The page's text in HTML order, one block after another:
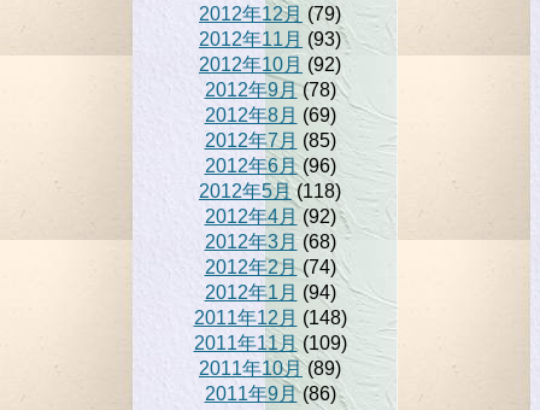
2012年12月 (79)
2012年11月 (93)
2012年10月 (92)
2012年9月(78)
2012年8月 (69)
2012年7月 (85)
2012年6月(96)
2012年5月(118)
2012年4月 (92)
2012年3月(68)
2012年2月(74)
2012年1月 (94)
2011年12月 (148)
2011年11月(109)
2011年10月(89)
2011年9月(86)